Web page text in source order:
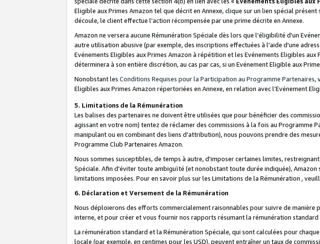
Eligible aux Primes Amazon tel que décrit en Annexe, clique sur un lien spécial
découle, le client effectue l'action récompensée par une prime décrite en Annexe.
Amazon ne versera aucune Rémunération Spéciale dès lors que l'éligibilité d'un
autre utilisation abusive (par exemple, des inscriptions effectuées à l'aide d'une
Evénements Eligibles aux Primes Amazon à répétition et les Evénements Eligibles
déterminera à son entière discrétion, au cas par cas, si un Evénement Eligible aux
Nonobstant les Conditions Requises pour la Participation au Programme Partenaires,
Eligibles aux Primes Amazon répertoriées en Annexe, en relation avec l’Evénement
5. Limitations de la Rémunération
Les balises des partenaires ne doivent être utilisées que pour bénéficier des
agissant en votre nom) tentez de réclamer des commissions à la fois au Programme
manipulant ou en combinant des liens d'attribution), nous pouvons prendre des
Programme Club Partenaires Amazon.
Nous sommes susceptibles, de temps à autre, d'imposer certaines limites,
Spéciale. Afin d'éviter toute ambiguïté (et nonobstant toute durée indiquée),
limitations imposées. Pour en savoir plus sur les Limitations de la Rémunération ,
6. Déclaration et Versement de la Rémunération
Nous déploierons des efforts commercialement raisonnables pour suivre de manière
interne, et pour créer et vous fournir nos rapports résumant la rémunération
La rémunération standard et la Rémunération Spéciale, qui sont calculées pour
locale (par exemple, en centimes pour les USD), peuvent entraîner un taux de